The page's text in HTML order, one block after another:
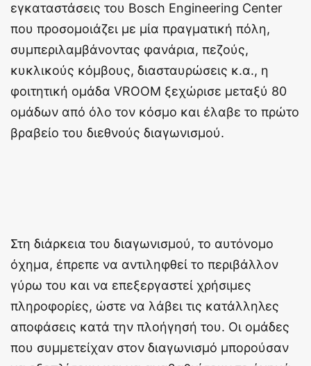
εγκαταστάσεις του Bosch Engineering Center
που προσομοιάζει με μία πραγματική πόλη,
συμπεριλαμβάνοντας φανάρια, πεζούς,
κυκλικούς κόμβους, διασταυρώσεις κ.α., η
φοιτητική ομάδα VROOM ξεχώρισε μεταξύ 80
ομάδων από όλο τον κόσμο και έλαβε το πρώτο
βραβείο του διεθνούς διαγωνισμού.
Στη διάρκεια του διαγωνισμού, το αυτόνομο
όχημα, έπρεπε να αντιληφθεί το περιβάλλον
γύρω του και να επεξεργαστεί χρήσιμες
πληροφορίες, ώστε να λάβει τις κατάλληλες
αποφάσεις κατά την πλοήγησή του. Οι ομάδες
που συμμετείχαν στον διαγωνισμό μπορούσαν